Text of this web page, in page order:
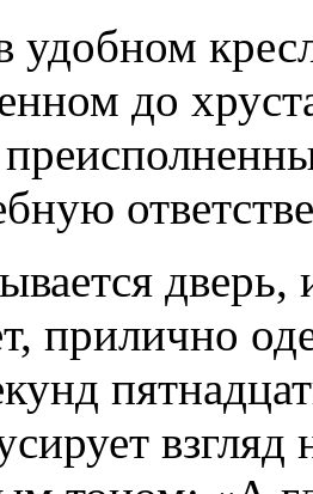
удобном
до
прилично
взгляд